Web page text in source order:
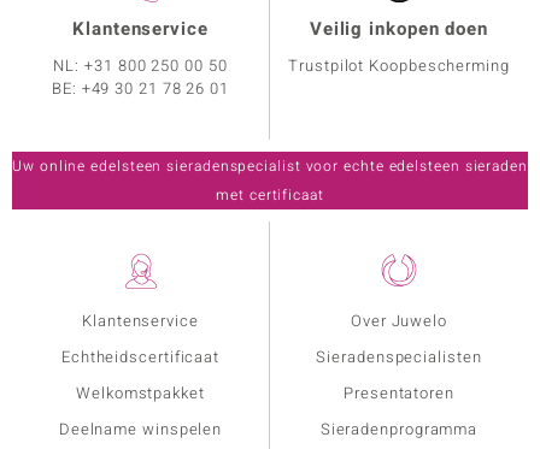
Klantenservice
Echtheidscertificaat
Welkomstpakket
Deelname winspelen
Over Juwelo
Sieradenspecialisten
Presentatoren
Sieradenprogramma
Klantenservice
NL:+31 800 250 00 50
BE: +49 30 21 78 26 01
Veilig inkopen doen
Trustpilot Koopbescherming
Uw online edelsteen sieradenspecialist voor echte edelsteen sieraden
met certificaat